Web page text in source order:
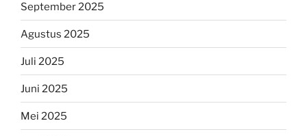
September 2025
Agustus 2025
Juli 2025
Juni 2025
Mei 2025